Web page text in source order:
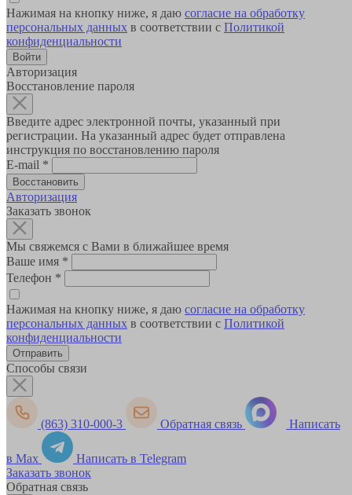
Нажимая на кнопку ниже, я даю согласие на обработку
персональных данных в соответствии с Политикой
конфиденциальности
Авторизация
Восстановление пароля
Введите адрес электронной почты, указанный при
регистрации. На указанный адрес будет отправлена
инструкция по восстановлению пароля
E-mail *
Авторизация
Заказать звонок
Мы свяжемся с Вами в ближайшее время
Ваше имя *
Телефон *
Нажимая на кнопку ниже, я даю согласие на обработку
персональных данных в соответствии с Политикой
конфиденциальности
Способы связи
(863) 310-000-3 Обратная связь Написать
в Max
Написать в Telegram
Заказать звонок
Обратная связь